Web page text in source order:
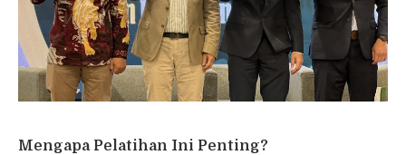
Mengapa Pelatihan Ini Penting?